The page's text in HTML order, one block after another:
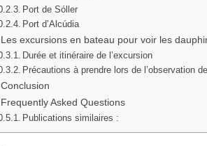
Port de Sóller
Port d’Alcúdia
Les excursions en bateau pour voir les
Durée et itinéraire de l’excursion
Précautions à prendre lors de l’observation
Conclusion
Frequently Asked Questions
Publications similaires :